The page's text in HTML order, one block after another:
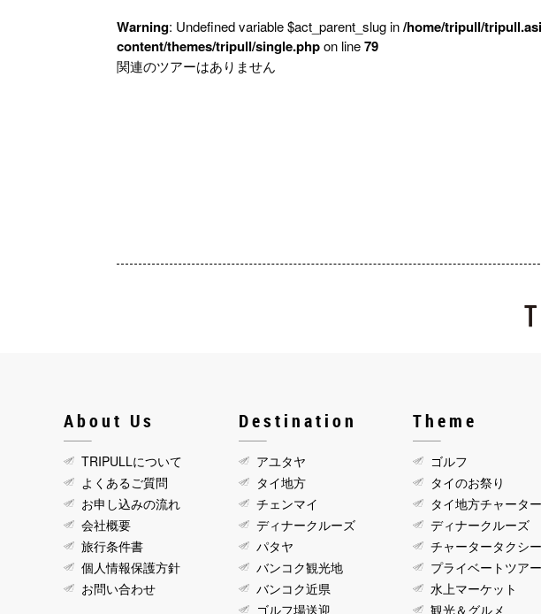
Warning: Undefined variable $act_parent_slug in/home/tripull/
content/themes/tripull/single.phpon line79
関連のツアーはありません
About Us
TRIPULLについて
よくあるご質問
お申し込みの流れ
会社概要
旅行条件書
個人情報保護方針
お問い合わせ
Destination
アユタヤ
タイ地方
チェンマイ
ディナークルーズ
パタヤ
バンコク観光地
バンコク近県
ゴルフ場送迎
Theme
ゴルフ
タイのお祭り
タイ地方チャータ
ディナークルーズ
チャータータクシー
プライベートツアー
水上マーケット
観光＆グルメ